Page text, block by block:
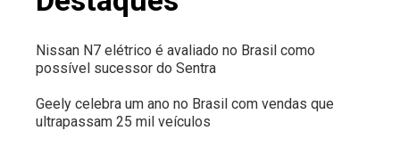
Nissan N7 elétrico é avaliado no Brasil como
possível sucessor do Sentra
Geely celebra um ano no Brasil com vendas que
ultrapassam 25 mil veículos